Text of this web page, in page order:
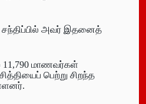
அவர் இதனைத்
11,790 மாணவர்கள்
பெற்று சிறந்த